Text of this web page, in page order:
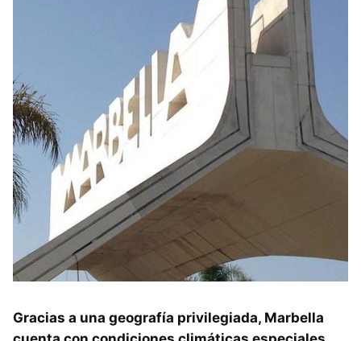
Gracias a una geografía privilegiada, Marbella